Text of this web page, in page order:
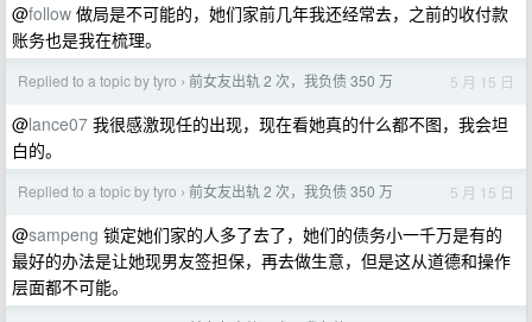
@follow 做局是不可能的，她们家前几年我还经常去，之前的收付款
账务也是我在梳理。
Replied to a topic by tyro › 前女友出轨 2 次，我负债 350 万 5 月 15 日
@lance07 我很感激现任的出现，现在看她真的什么都不图，我会坦
白的。
Replied to a topic by tyro › 前女友出轨 2 次，我负债 350 万 5 月 15 日
@sampeng 锁定她们家的人多了去了，她们的债务小一千万是有的
最好的办法是让她现男友签担保，再去做生意，但是这从道德和操作
层面都不可能。